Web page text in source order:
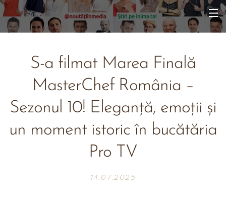
S-a filmat Marea Finală
MasterChef România –
Sezonul 10! Eleganță, emoții și
un moment istoric în bucătăria
Pro TV
14.07.2025